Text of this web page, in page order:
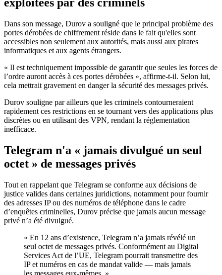
Dans son message, Durov a souligné que le principal problème des
portes dérobées de chiffrement réside dans le fait qu'elles sont
accessibles non seulement aux autorités, mais aussi aux pirates
informatiques et aux agents étrangers.
« Il est techniquement impossible de garantir que seules les forces de
l’ordre auront accès à ces portes dérobées », affirme-t-il. Selon lui,
cela mettrait gravement en danger la sécurité des messages privés.
Durov souligne par ailleurs que les criminels contourneraient
rapidement ces restrictions en se tournant vers des applications plus
discrètes ou en utilisant des VPN, rendant la réglementation
inefficace.
Telegram n'a « jamais divulgué un seul
octet » de messages privés
Tout en rappelant que Telegram se conforme aux décisions de
justice valides dans certaines juridictions, notamment pour fournir
des adresses IP ou des numéros de téléphone dans le cadre
d’enquêtes criminelles, Durov précise que jamais aucun message
privé n’a été divulgué.
« En 12 ans d’existence, Telegram n’a jamais révélé un
seul octet de messages privés. Conformément au Digital
Services Act de l’UE, Telegram pourrait transmettre des
IP et numéros en cas de mandat valide — mais jamais
les messages eux-mêmes. »